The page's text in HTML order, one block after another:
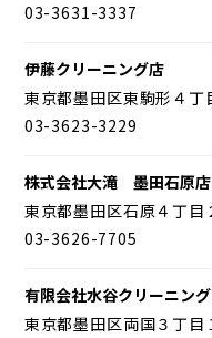
03-3631-3337
伊藤クリーニング店
東京都墨田区東駒形４丁
03-3623-3229
株式会社大滝 墨田石原店
東京都墨田区石原４丁目
03-3626-7705
有限会社水谷クリーニン
東京都墨田区両国３丁目